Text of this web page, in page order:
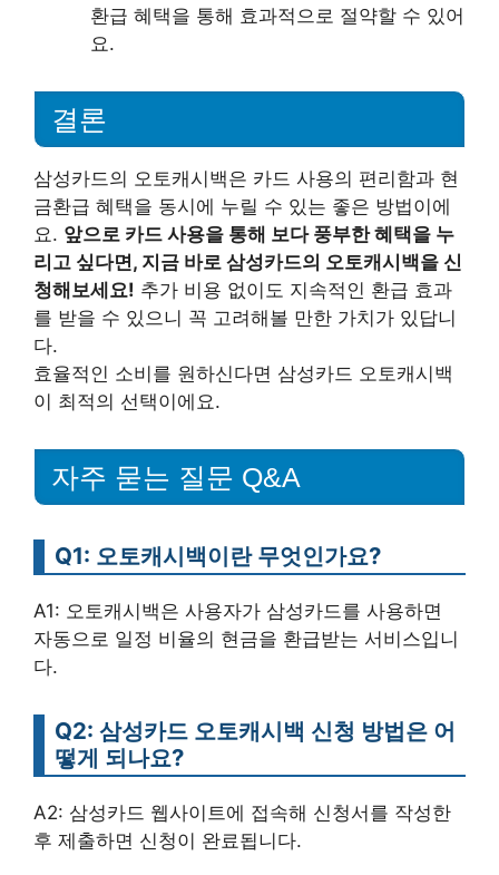
환급 혜택을 통해 효과적으로 절약할 수 있어
요.
결론
삼성카드의 오토캐시백은 카드 사용의 편리함과 현
금환급 혜택을 동시에 누릴 수 있는 좋은 방법이에
요. 앞으로 카드 사용을 통해 보다 풍부한 혜택을 누
리고 싶다면, 지금 바로 삼성카드의 오토캐시백을 신
청해보세요! 추가 비용 없이도 지속적인 환급 효과
를 받을 수 있으니 꼭 고려해볼 만한 가치가 있답니
다.
효율적인 소비를 원하신다면 삼성카드 오토캐시백
이 최적의 선택이에요.
자주 묻는 질문 Q&A
Q1: 오토캐시백이란 무엇인가요?
A1: 오토캐시백은 사용자가 삼성카드를 사용하면
자동으로 일정 비율의 현금을 환급받는 서비스입니
다.
Q2: 삼성카드 오토캐시백 신청 방법은 어
떻게 되나요?
A2: 삼성카드 웹사이트에 접속해 신청서를 작성한
후 제출하면 신청이 완료됩니다.